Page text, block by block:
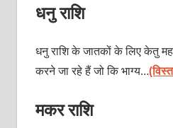
धनु राशि
धनु राशि के जातकों के लिए केतु
करने जा रहे हैं जो कि भाग्य…
मकर राशि